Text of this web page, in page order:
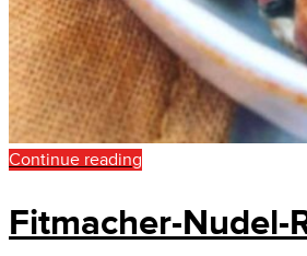
Continue reading
Fitmacher-Nudel-